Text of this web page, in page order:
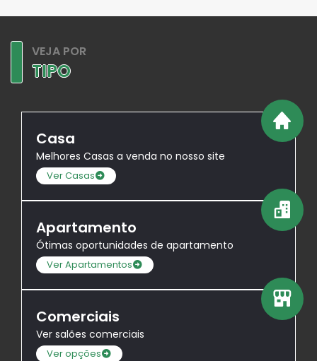
VEJA POR
TIPO
Casa
Melhores Casas a venda no nosso site
Ver Casas
Apartamento
Ótimas oportunidades de apartamento
Ver Apartamentos
Comerciais
Ver salões comerciais
Ver opções